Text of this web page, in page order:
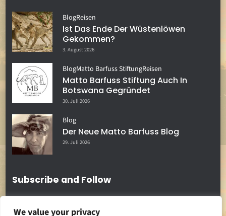
We value your privacy
BlogReisen
Ist Das Ende Der Wüstenlöwen
Gekommen?
3. August 2026
BlogMatto Barfuss StiftungReisen
Matto Barfuss Stiftung Auch In
Botswana Gegründet
30. Juli 2026
Blog
Der Neue Matto Barfuss Blog
29. Juli 2026
Subscribe and Follow